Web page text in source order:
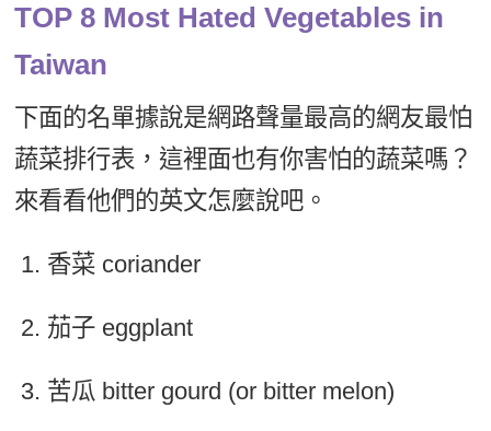
TOP 8 Most Hated Vegetables in
Taiwan
下面的名單據說是網路聲量最高的網友最怕
蔬菜排行表，這裡面也有你害怕的蔬菜嗎？
來看看他們的英文怎麼說吧。
香菜 coriander
茄子 eggplant
苦瓜 bitter gourd (or bitter melon)